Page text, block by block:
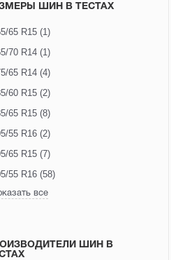
ШИН В ТЕСТАХ
65 R15 (1)
70 R14 (1)
65 R14 (4)
60 R15 (2)
65 R15 (8)
55 R16 (2)
65 R15 (7)
55 R16 (58)
все